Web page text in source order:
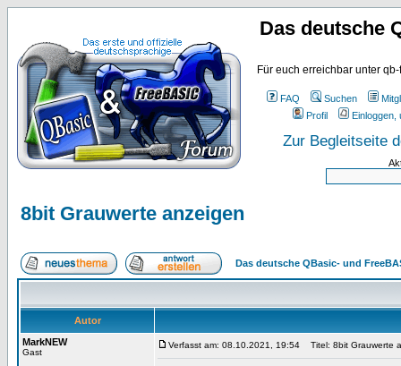
Das deutsche
Für euch erreichbar unter
FAQ Suchen
Profil
Einloggen,
Zur Begleitseite
8bit Grauwerte anzeigen
Das deutsche QBasic- und
Autor
MarkNEW
Gast
Verfasst am: 08.10.2021, 19:54 Titel: 8bit Grauwerte